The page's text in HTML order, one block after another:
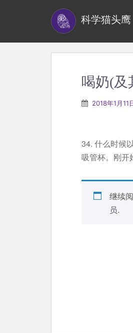
科学猫头鹰
喝奶(及
2018年1月11
34. 什么时候
吸管杯。刚
继续
员.